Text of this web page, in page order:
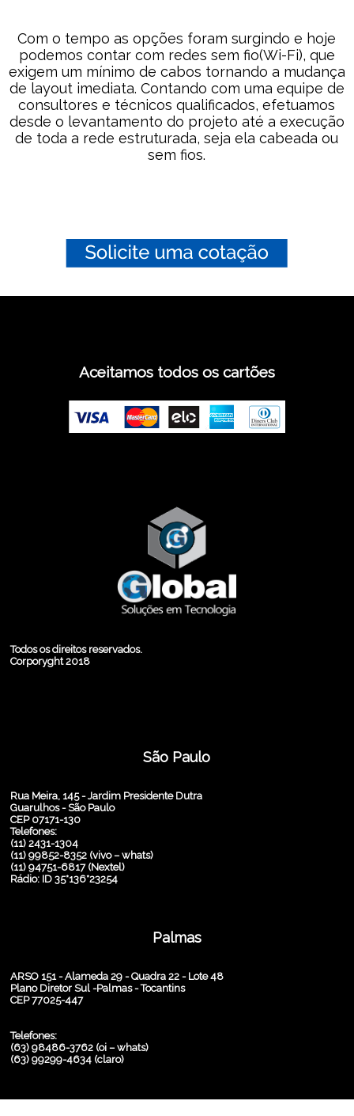
Com o tempo as opções foram surgindo e hoje
podemos contar com redes sem fio(Wi-Fi), que
exigem um mínimo de cabos tornando a mudança
de layout imediata. Contando com uma equipe de
consultores e técnicos qualificados, efetuamos
desde o levantamento do projeto até a execução
de toda a rede estruturada, seja ela cabeada ou
sem fios.
Aceitamos todos os cartões
Todos os direitos reservados.
Corporyght 2018
São Paulo
Rua Meira, 145 - Jardim Presidente Dutra
Guarulhos - São Paulo
CEP 07171-130
Telefones:
(11) 2431-1304
(11) 99852-8352 (vivo – whats)
(11) 94751-6817 (Nextel)
Rádio: ID 35*136*23254
Palmas
ARSO 151 - Alameda 29 - Quadra 22 - Lote 48
Plano Diretor Sul -Palmas - Tocantins
CEP 77025-447
Telefones:
(63) 98486-3762 (oi – whats)
(63) 99299-4634 (claro)